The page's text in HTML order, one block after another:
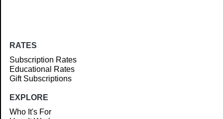
RATES
Subscription Rates
Educational Rates
Gift Subscriptions
EXPLORE
Who It's For